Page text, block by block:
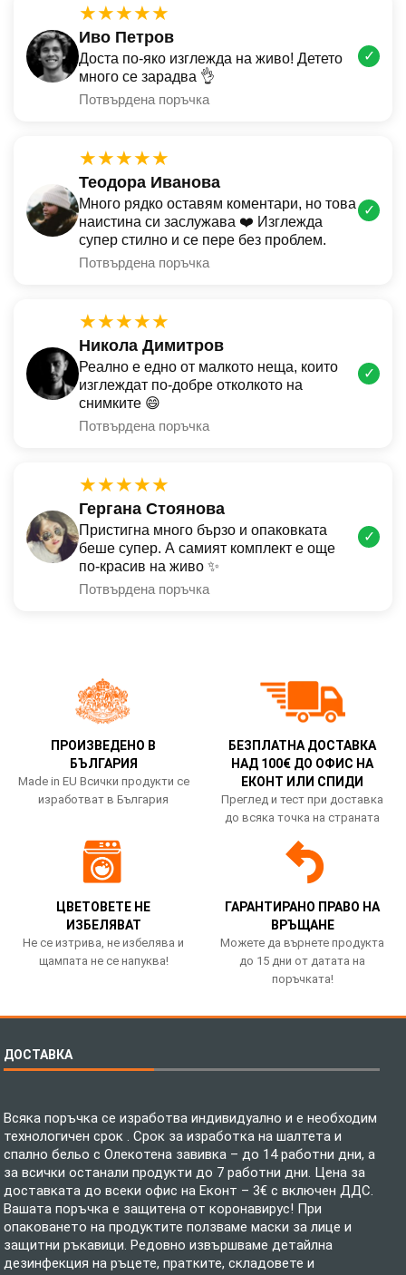
★★★★★
Иво Петров
Доста по-яко изглежда на живо! Детето
много се зарадва 👌
Потвърдена поръчка
✓
★★★★★
Теодора Иванова
Много рядко оставям коментари, но това
наистина си заслужава ❤️ Изглежда
супер стилно и се пере без проблем.
Потвърдена поръчка
✓
★★★★★
Никола Димитров
Реално е едно от малкото неща, които
изглеждат по-добре отколкото на
снимките 😄
Потвърдена поръчка
✓
★★★★★
Гергана Стоянова
Пристигна много бързо и опаковката
беше супер. А самият комплект е още
по-красив на живо ✨
Потвърдена поръчка
✓
ПРОИЗВЕДЕНО В
БЪЛГАРИЯ
Made in EU Всички продукти се
изработват в България
БЕЗПЛАТНА ДОСТАВКА
НАД 100€ ДО ОФИС НА
ЕКОНТ ИЛИ СПИДИ
Преглед и тест при доставка
до всяка точка на страната
ЦВЕТОВЕТЕ НЕ
ИЗБЕЛЯВАТ
Не се изтрива, не избелява и
щампата не се напуква!
ГАРАНТИРАНО ПРАВО НА
ВРЪЩАНЕ
Можете да върнете продукта
до 15 дни от датата на
поръчката!
ДОСТАВКА
Всяка поръчка се изработва индивидуално и е необходим
технологичен срок . Срок за изработка на шалтета и
спално бельо с Олекотена завивка – до 14 работни дни, а
за всички останали продукти до 7 работни дни. Цена за
доставката до всеки офис на Еконт – 3€ с включен ДДС.
Вашата поръчка е защитена от коронавирус! При
опаковането на продуктите ползваме маски за лице и
защитни ръкавици. Редовно извършваме детайлна
дезинфекция на ръцете, пратките, складовете и